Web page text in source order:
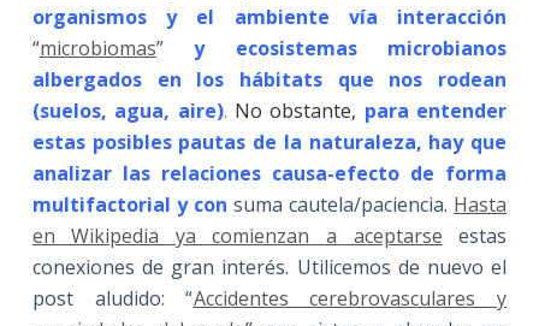
organismos y el ambiente vía interacción
“microbiomas”y ecosistemas microbianos
albergados en los hábitats que nos rodean
(suelos, agua, aire). No obstante, para entender
estas posibles pautas de la naturaleza, hay que
analizar las relaciones causa-efecto de forma
multifactorial y con suma cautela/paciencia. Hasta
en Wikipedia ya comienzan a aceptarse estas
conexiones de gran interés. Utilicemos de nuevo el
post aludido: “Accidentes cerebrovasculares y